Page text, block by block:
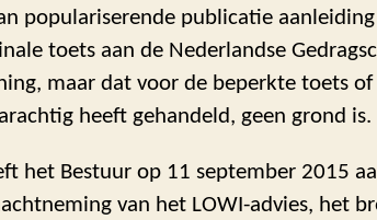
populariserende publicatie
toets aan de Nederlandse
maar dat voor de beperkte toets of
heeft gehandeld, geen grond is.
het Bestuur op 11 september 2015
van het LOWI-advies, het